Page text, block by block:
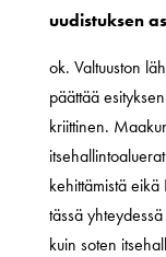
uudistuksen
ok. Valtuuston
päättää
kriittinen.
kehittämistä
tässä
kuin soten